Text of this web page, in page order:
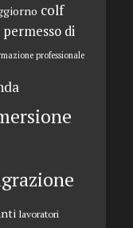
colf
di
professionale
lavoratori